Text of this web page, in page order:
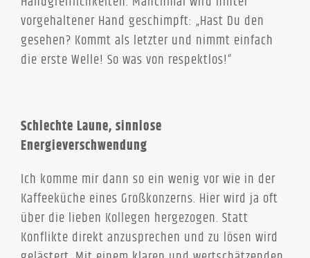
vorgehaltener Hand geschimpft: „Hast Du den
gesehen? Kommt als letzter und nimmt einfach
die erste Welle! So was von respektlos!“
Schlechte Laune, sinnlose
Energieverschwendung
Ich komme mir dann so ein wenig vor wie in der
Kaffeeküche eines Großkonzerns. Hier wird ja oft
über die lieben Kollegen hergezogen. Statt
Konflikte direkt anzusprechen und zu lösen wird